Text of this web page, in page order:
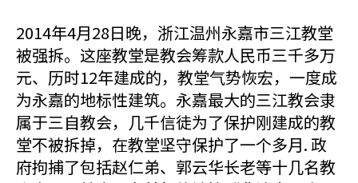
2014年4月28日晚，浙江温州永嘉市三江教堂
被强拆。这座教堂是教会筹款人民币三千多万
元、历时12年建成的，教堂气势恢宏，一度成
为永嘉的地标性建筑。永嘉最大的三江教会隶
属于三自教会，几千信徒为了保护刚建成的教
堂不被拆掉，在教堂坚守保护了一个多月. 政
府拘捕了包括赵仁弟、郭云华长老等十几名教